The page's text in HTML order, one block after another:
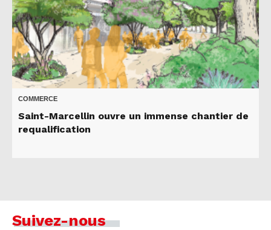
COMMERCE
Saint-Marcellin ouvre un immense chantier de
requalification
Suivez-nous